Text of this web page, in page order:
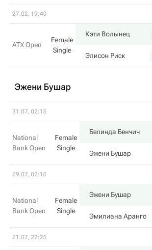
27.02, 19:40
ATX Open
Female
Single
Кэти Волынец
Элисон Риск
Эжени Бушар
31.07, 02:15
National
Bank Open
Female
Single
Белинда Бенчич
Эжени Бушар
29.07, 02:10
National
Bank Open
Female
Single
Эжени Бушар
Эмилиана Аранго
21.07, 22:25